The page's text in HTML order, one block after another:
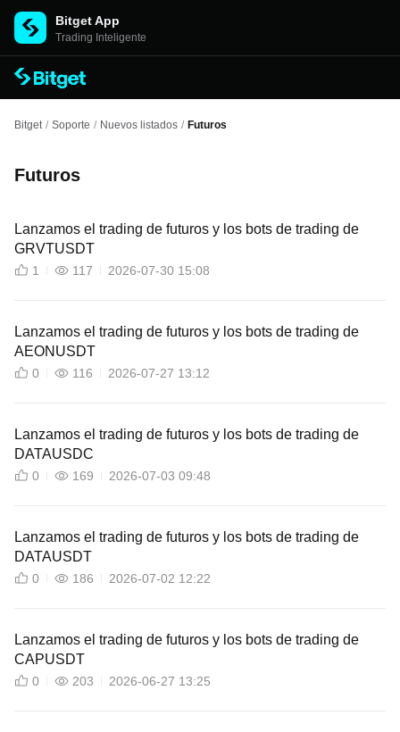
Bitget App
Trading Inteligente
Bitget / Soporte / Nuevos listados / Futuros
Futuros
Lanzamos el trading de futuros y los bots de trading de
GRVTUSDT
1 117 2026-07-30 15:08
Lanzamos el trading de futuros y los bots de trading de
AEONUSDT
0 116 2026-07-27 13:12
Lanzamos el trading de futuros y los bots de trading de
DATAUSDC
0 169 2026-07-03 09:48
Lanzamos el trading de futuros y los bots de trading de
DATAUSDT
0 186 2026-07-02 12:22
Lanzamos el trading de futuros y los bots de trading de
CAPUSDT
0 203 2026-06-27 13:25